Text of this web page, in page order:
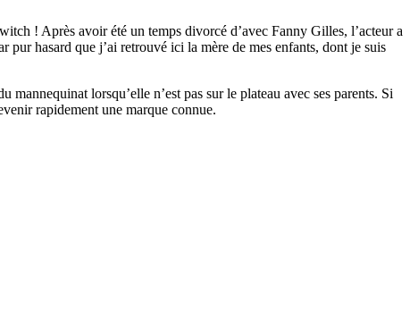
! Après avoir été un temps divorcé d’avec Fanny Gilles, l’acteur a
pur hasard que j’ai retrouvé ici la mère de mes enfants, dont je suis
lorsqu’elle n’est pas sur le plateau avec ses parents. Si
rapidement une marque connue.